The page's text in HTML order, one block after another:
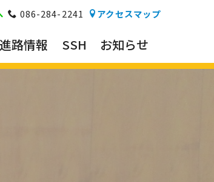
086-284-2241 アクセスマップ
進路情報 SSH お知らせ